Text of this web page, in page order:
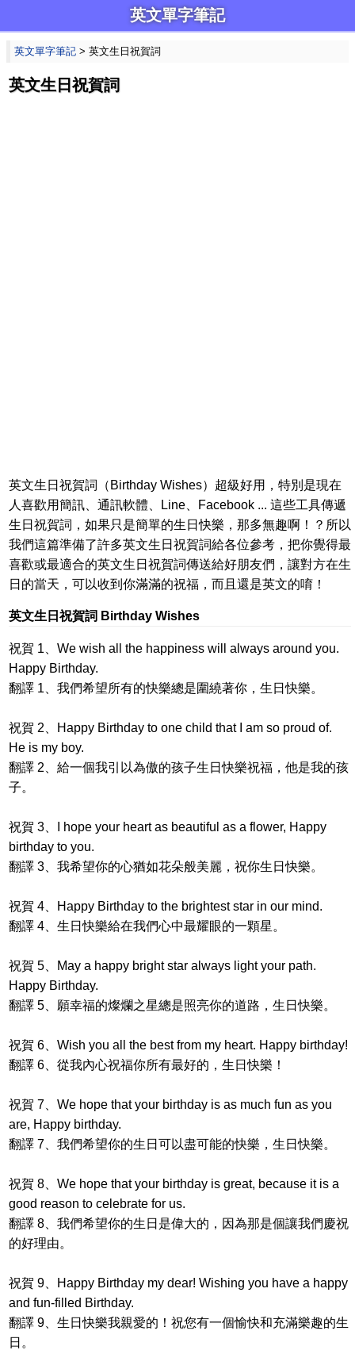
英文單字筆記
英文單字筆記 > 英文生日祝賀詞
英文生日祝賀詞
英文生日祝賀詞（Birthday Wishes）超級好用，特別是現在
人喜歡用簡訊、通訊軟體、Line、Facebook ... 這些工具傳遞
生日祝賀詞，如果只是簡單的生日快樂，那多無趣啊！？所以
我們這篇準備了許多英文生日祝賀詞給各位參考，把你覺得最
喜歡或最適合的英文生日祝賀詞傳送給好朋友們，讓對方在生
日的當天，可以收到你滿滿的祝福，而且還是英文的唷！
英文生日祝賀詞 Birthday Wishes
祝賀 1、We wish all the happiness will always around you.
Happy Birthday.
翻譯 1、我們希望所有的快樂總是圍繞著你，生日快樂。
祝賀 2、Happy Birthday to one child that I am so proud of.
He is my boy.
翻譯 2、給一個我引以為傲的孩子生日快樂祝福，他是我的孩
子。
祝賀 3、I hope your heart as beautiful as a flower, Happy
birthday to you.
翻譯 3、我希望你的心猶如花朵般美麗，祝你生日快樂。
祝賀 4、Happy Birthday to the brightest star in our mind.
翻譯 4、生日快樂給在我們心中最耀眼的一顆星。
祝賀 5、May a happy bright star always light your path.
Happy Birthday.
翻譯 5、願幸福的燦爛之星總是照亮你的道路，生日快樂。
祝賀 6、Wish you all the best from my heart. Happy birthday!
翻譯 6、從我內心祝福你所有最好的，生日快樂！
祝賀 7、We hope that your birthday is as much fun as you
are, Happy birthday.
翻譯 7、我們希望你的生日可以盡可能的快樂，生日快樂。
祝賀 8、We hope that your birthday is great, because it is a
good reason to celebrate for us.
翻譯 8、我們希望你的生日是偉大的，因為那是個讓我們慶祝
的好理由。
祝賀 9、Happy Birthday my dear! Wishing you have a happy
and fun-filled Birthday.
翻譯 9、生日快樂我親愛的！祝您有一個愉快和充滿樂趣的生
日。